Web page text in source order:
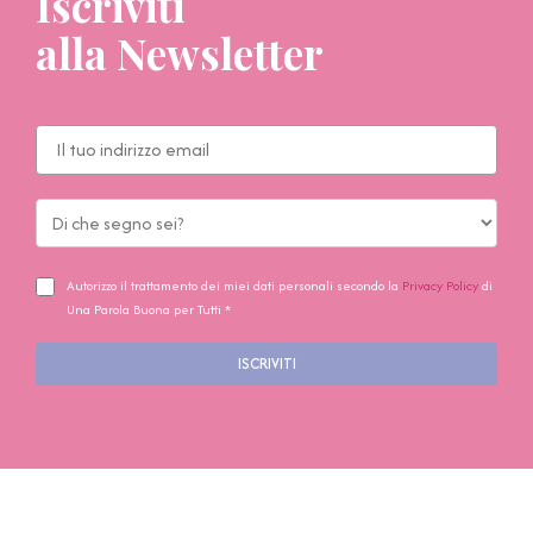
alla Newsletter
Autorizzo il trattamento dei miei dati personali secondo la Privacy Policydi
Una Parola Buona per Tutti *
ISCRIVITI